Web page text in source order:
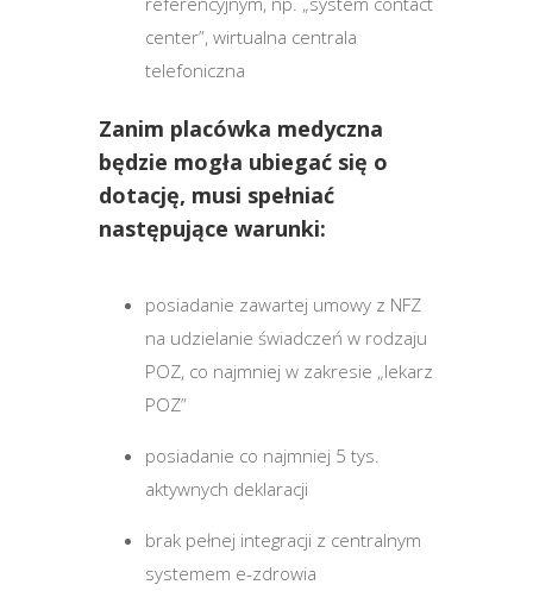
center”, wirtualna centrala
telefoniczna
Zanim placówka medyczna
będzie mogła ubiegać się o
dotację, musi spełniać
następujące warunki:
posiadanie zawartej umowy z NFZ
na udzielanie świadczeń w rodzaju
POZ, co najmniej w zakresie „lekarz
POZ”
posiadanie co najmniej 5 tys.
aktywnych deklaracji
brak pełnej integracji z centralnym
systemem e-zdrowia